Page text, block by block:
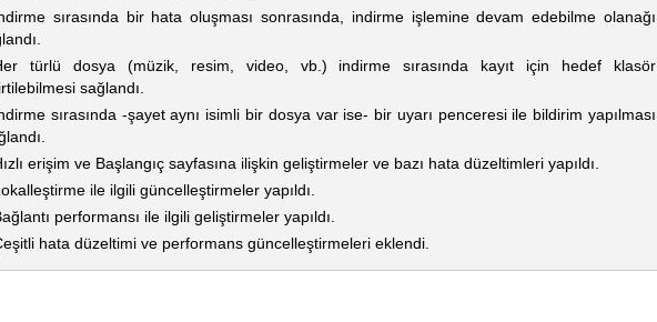
sırasında bir hata oluşması sonrasında, indirme işlemine devam edebilme olanağı
türlü dosya (müzik, resim, video, vb.) indirme sırasında kayıt için hedef klasör
sağlandı.
sırasında -şayet aynı isimli bir dosya var ise- bir uyarı penceresi ile bildirim yapılması
erişim ve Başlangıç sayfasına ilişkin geliştirmeler ve bazı hata düzeltimleri yapıldı.
ile ilgili güncelleştirmeler yapıldı.
performansı ile ilgili geliştirmeler yapıldı.
hata düzeltimi ve performans güncelleştirmeleri eklendi.